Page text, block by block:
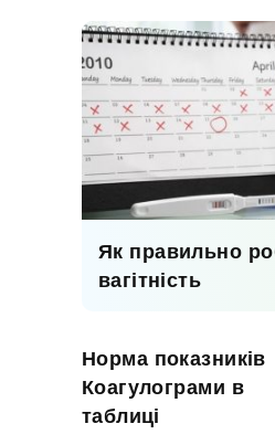
Як правильно
вагітність
Норма показників
Коагулограми в
таблиці